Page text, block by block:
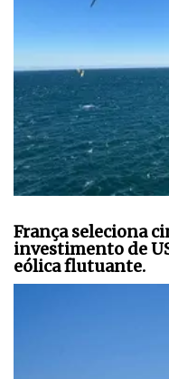
França seleciona
investimento de
eólica flutuante.